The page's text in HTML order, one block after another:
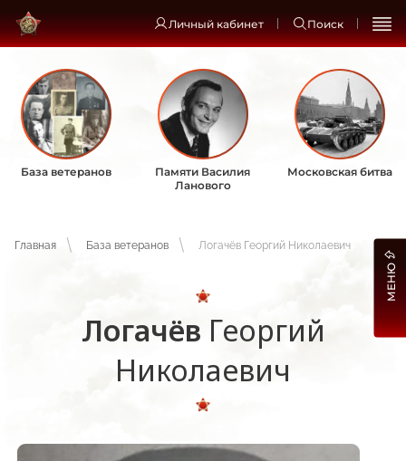
Личный кабинет Поиск
База ветеранов
Памяти Василия
Ланового
Московская битва
Главная База ветеранов Логачёв Георгий Николаевич
Логачёв Георгий
Николаевич
МЕНЮ